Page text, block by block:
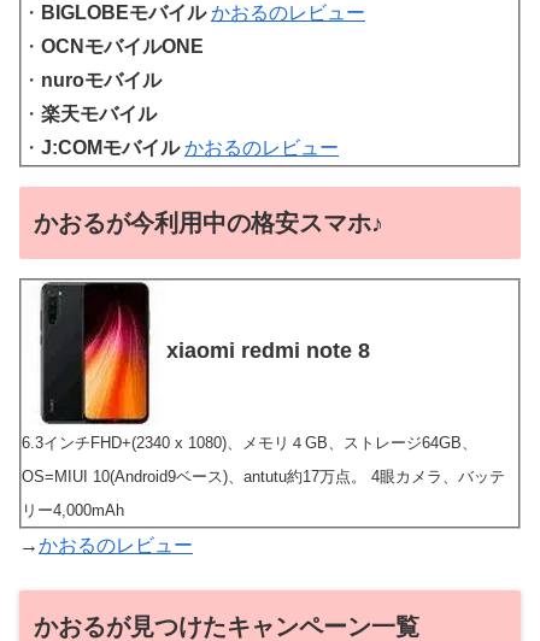
・ BIGLOBEモバイル かおるのレビュー
・ OCNモバイルONE
・ nuroモバイル
・ 楽天モバイル
・ J:COMモバイル かおるのレビュー
かおるが今利用中の格安スマホ♪
xiaomi redmi note 8
6.3インチFHD+(2340 x 1080)、メモリ４GB、ストレージ64GB、
OS=MIUI 10(Android9ベース)、antutu約17万点。 4眼カメラ、バッテ
リー4,000mAh
→かおるのレビュー
かおるが見つけたキャンペーン一覧